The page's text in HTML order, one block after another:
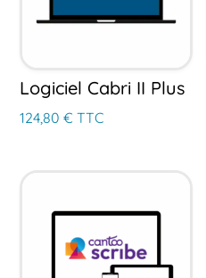
Logiciel Cabri II Plus
124,80€ TTC